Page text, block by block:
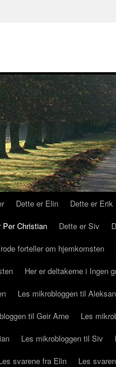
Dette er Elin Dette er Erik
Per Christian Dette er Siv
forteller om hjemkomsten
Her er deltakerne i Ingen
Les mikrobloggen til
til Geir Arne Les
Les mikrobloggen til Siv
svarene fra Elin
Les